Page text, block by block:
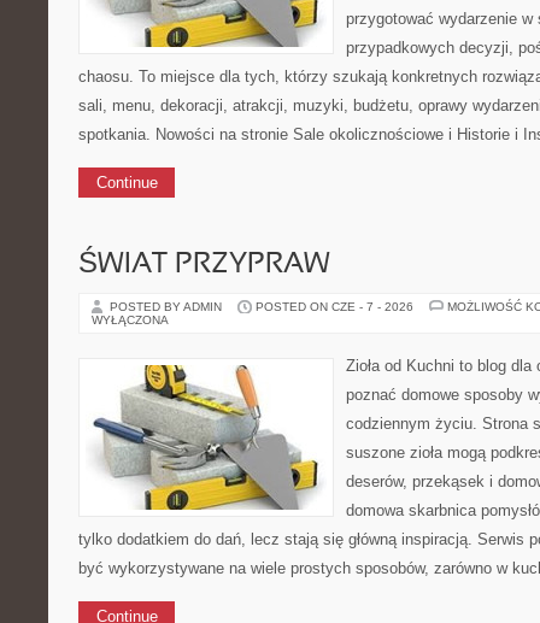
przygotować wydarzenie
przypadkowych decyzji,
chaosu. To miejsce dla tych, którzy szukają konkretnych
sali, menu, dekoracji, atrakcji, muzyki, budżetu, oprawy
spotkania. Nowości na stronie Sale okolicznościowe i Historie i
Continue
ŚWIAT PRZYPRAW
POSTED BY ADMIN POSTED ON CZE - 7 - 2026
MOŻLIWOŚĆ
WYŁĄCZONA
Zioła od Kuchni to blog
poznać domowe sposoby
codziennym życiu. Strona
suszone zioła mogą
deserów, przekąsek i
domowa skarbnica
tylko dodatkiem do dań, lecz stają się główną inspiracją. Serwis
być wykorzystywane na wiele prostych sposobów, zarówno w
Continue